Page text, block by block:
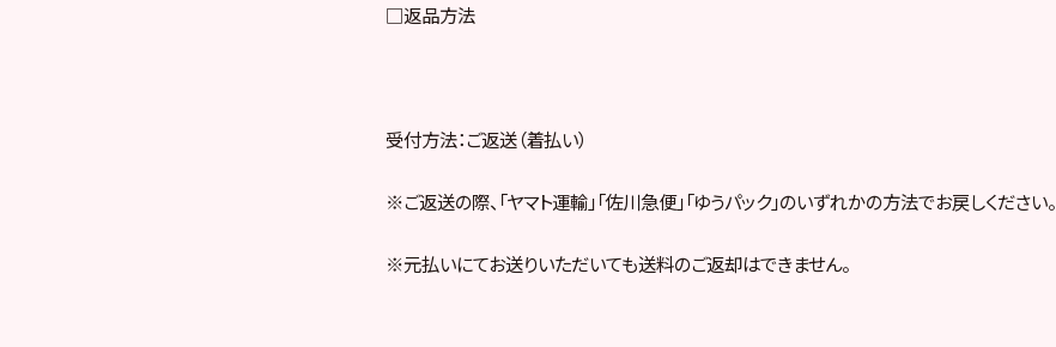
□返品方法
受付方法：ご返送（着払い）
※ご返送の際、「ヤマト運輸」「佐川急便」「ゆうパック」のいずれかの方法でお戻しください。
※元払いにてお送りいただいても送料のご返却はできません。